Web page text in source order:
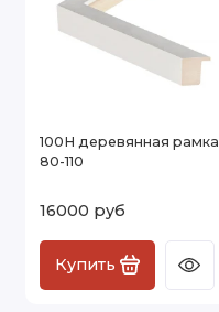
100Н деревянная рамка
80-110
16000 руб
Купить